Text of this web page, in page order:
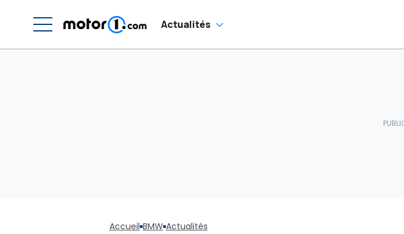
Actualités
Accueil BMW Actualités